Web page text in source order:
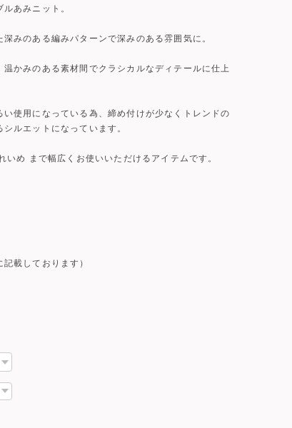
あみニット。
みのある編みパターンで深みのある雰囲気に。
温かみのある素材間でクラシカルなディテールに仕上
い使用になっている為、締め付けが少なくトレンドの
ルエットになっています。
いめ まで幅広くお使いいただけるアイテムです。
記載しております）